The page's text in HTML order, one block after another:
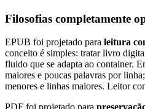
Filosofias completamente
EPUB foi projetado para leitura
conceito é simples: tratar livro
fluido que se adapta ao container.
maiores e poucas palavras por
menores e linhas maiores. Leitor